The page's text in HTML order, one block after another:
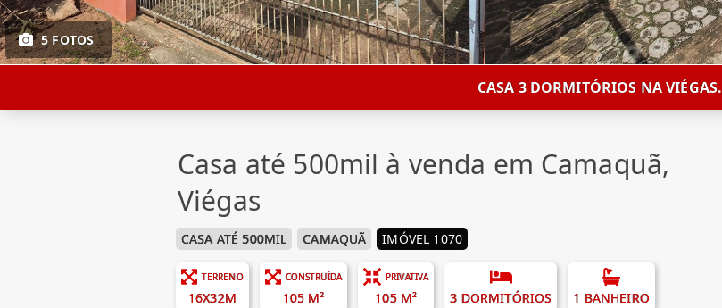
5 FOTOS
CASA 3 DORMITÓRIOS NA VIÉGAS.
Casa até 500mil à venda em Camaquã,
Viégas
CASA ATÉ 500MIL CAMAQUÃ IMÓVEL 1070
TERRENO
16X32M
CONSTRUÍDA
105 M²
PRIVATIVA
105 M² 3 DORMITÓRIOS 1 BANHEIRO